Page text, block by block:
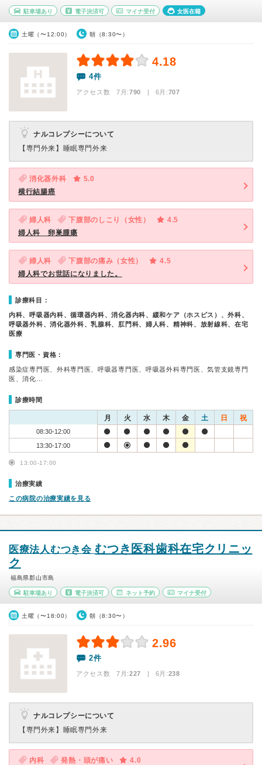
駐車場あり 電子決済可 マイナ受付 女医在籍
土曜（〜12:00） 朝（8:30〜）
4.18
4件
アクセス数 7月:790 | 6月:707
ナルコレプシーについて
【専門外来】 睡眠専門外来
消化器外科
5.0
横行結腸癌
婦人科 下腹部のしこり（女性）
4.5
婦人科 卵巣腫瘍
婦人科 下腹部の痛み（女性）
4.5
婦人科でお世話になりました。
診療科目：
内科、呼吸器内科、循環器内科、消化器内科、緩和ケア（ホスピス）、外科、
呼吸器外科、消化器外科、乳腺科、肛門科、婦人科、精神科、放射線科、在宅
医療
専門医・資格：
感染症専門医、外科専門医、呼吸器専門医、呼吸器外科専門医、気管支鏡専門
医、消化…
診療時間
月 火 水 木 金 土 日 祝
08:30-12:00
13:30-17:00
13:00-17:00
治療実績
この病院の治療実績を見る
医療法人むつき会 むつき医科歯科在宅クリニッ
ク
福島県郡山市島
駐車場あり 電子決済可 ネット予約 マイナ受付
土曜（〜18:00） 朝（8:30〜）
2.96
2件
アクセス数 7月:227 | 6月:238
ナルコレプシーについて
【専門外来】 睡眠専門外来
内科 発熱・頭が痛い
4.0